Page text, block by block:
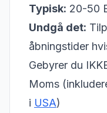
Typisk: 20-50
Undgå det:
åbningstider
Gebyrer du
Moms
i USA)